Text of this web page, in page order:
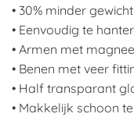
• 30% minder
• Eenvoudig te
• Armen met
• Benen met veer
• Half transparant
• Makkelijk schoon